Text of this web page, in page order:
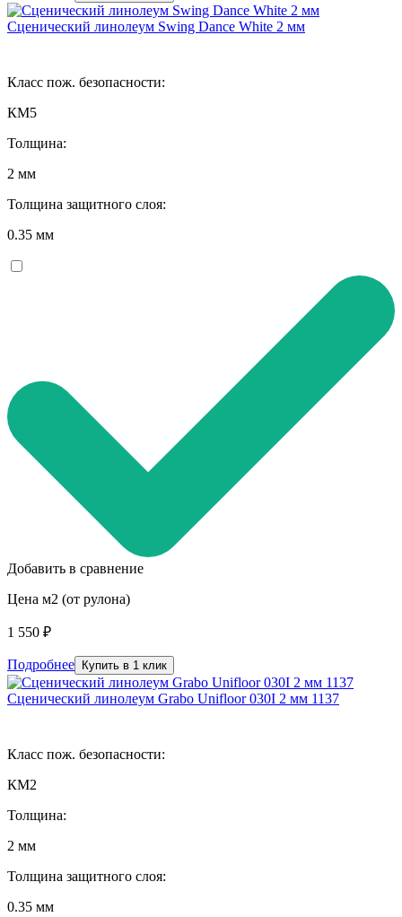
Сценический линолеум Swing Dance White 2 мм
Класс пож. безопасности:
КМ5
Толщина:
2 мм
Толщина защитного слоя:
0.35 мм
Добавить в сравнение
Цена м2 (от рулона)
1 550 ₽
Подробнее Купить в 1 клик
Сценический линолеум Grabo Unifloor 030I 2 мм 1137
Класс пож. безопасности:
КМ2
Толщина:
2 мм
Толщина защитного слоя:
0.35 мм